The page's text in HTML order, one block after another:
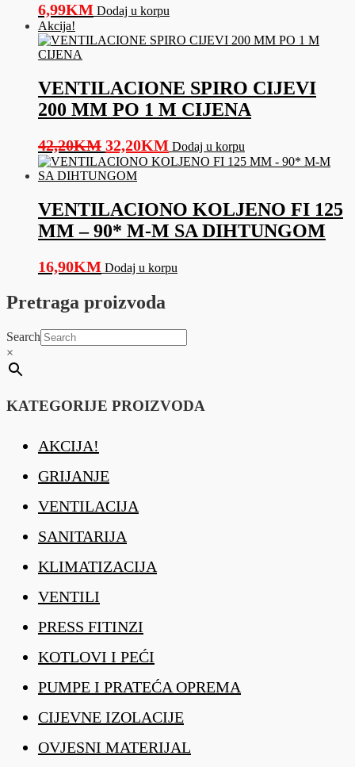
6,99KM Dodaj u korpu
Akcija!
VENTILACIONE SPIRO CIJEVI
200 MM PO 1 M CIJENA
42,20KM Original
price
was:
42,20KM.
32,20KMCurrent
price
32,20KM.
Dodaj u korpu
VENTILACIONO KOLJENO FI 125
MM – 90* M-M SA DIHTUNGOM
16,90KM Dodaj u korpu
Pretraga proizvoda
Search
×
KATEGORIJE PROIZVODA
AKCIJA!
GRIJANJE
VENTILACIJA
SANITARIJA
KLIMATIZACIJA
VENTILI
PRESS FITINZI
KOTLOVI I PEĆI
PUMPE I PRATEĆA OPREMA
CIJEVNE IZOLACIJE
OVJESNI MATERIJAL